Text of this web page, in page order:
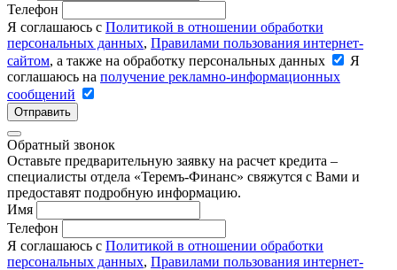
Телефон
Я соглашаюсь с Политикой в отношении обработки
персональных данных, Правилами пользования интернет-
сайтом, а также на обработку персональных данных
Я
соглашаюсь на получение рекламно-информационных
сообщений
Отправить
Обратный звонок
Оставьте предварительную заявку на расчет кредита –
специалисты отдела «Теремъ-Финанс» свяжутся с Вами и
предоставят подробную информацию.
Имя
Телефон
Я соглашаюсь с Политикой в отношении обработки
персональных данных, Правилами пользования интернет-